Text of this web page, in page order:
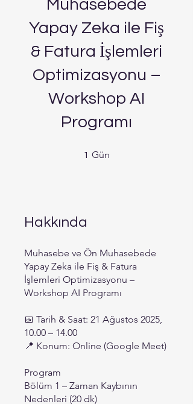
Muhasebede
Yapay Zeka ile Fiş
& Fatura İşlemleri
Optimizasyonu –
Workshop AI
Programı
1 Gün
Hakkında
Muhasebe ve Ön Muhasebede
Yapay Zeka ile Fiş & Fatura
İşlemleri Optimizasyonu –
Workshop AI Programı
📅 Tarih & Saat: 21 Ağustos 2025,
10.00 – 14.00
📍 Konum: Online (Google Meet)
Program
Bölüm 1 – Zaman Kaybının
Nedenleri (20 dk)